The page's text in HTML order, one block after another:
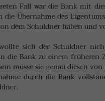
Fall war die Bank mit
die Übernahme des
dem Schuldner haben und
sich der Schuldner
die Bank zu einem
müsse sie genau diesen
durch die Bank